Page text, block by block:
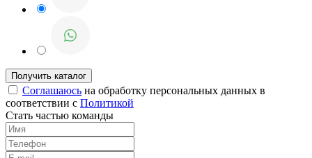
Соглашаюсь на обработку персональных данных в
соответствии с Политикой
Стать частью команды